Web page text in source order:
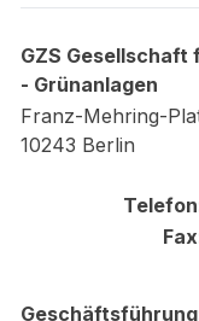
GZS Gesellschaft
- Grünanlagen
Franz-Mehring-
10243 Berlin